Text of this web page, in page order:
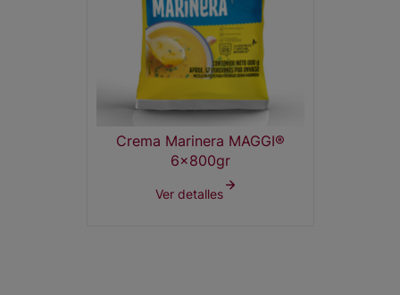
Crema Marinera MAGGI®
6x800gr
Ver detalles